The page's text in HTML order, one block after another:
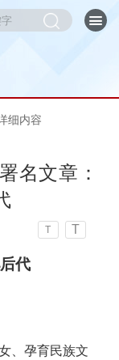
细内容
名文章：
T T
代
、孕育民族文